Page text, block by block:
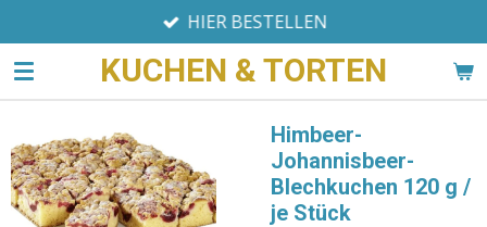
Hauptinhalt
springen
KUCHEN & TORTEN
HIER BESTELLEN
Himbeer-
Johannisbeer-
Blechkuchen 120 g /
je Stück